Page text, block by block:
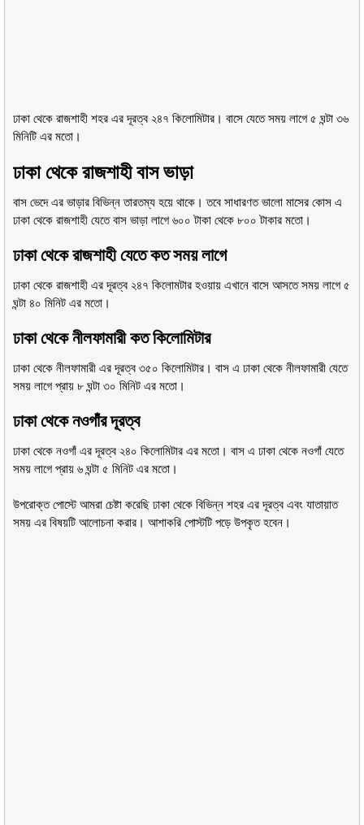
ঢাকা থেকে রাজশাহী শহর এর দূরত্ব ২৪৭ কিলোমিটার। বাসে যেতে সময় লাগে ৫ ঘন্টা ৩৬
মিনিটি এর মতো।
ঢাকা থেকে রাজশাহী বাস ভাড়া
বাস ভেদে এর ভাড়ার বিভিন্ন তারতম্য হয়ে থাকে। তবে সাধারণত ভালো মাসের কোস এ
ঢাকা থেকে রাজশাহী যেতে বাস ভাড়া লাগে ৬০০ টাকা থেকে ৮০০ টাকার মতো।
ঢাকা থেকে রাজশাহী যেতে কত সময় লাগে
ঢাকা থেকে রাজশাহী এর দূরত্ব ২৪৭ কিলোমটার হওয়ায় এখানে বাসে আসতে সময় লাগে ৫
ঘন্টা ৪০ মিনিট এর মতো।
ঢাকা থেকে নীলফামারী কত কিলোমিটার
ঢাকা থেকে নীলফামারী এর দূরত্ব ৩৫০ কিলোমিটার। বাস এ ঢাকা থেকে নীলফামারী যেতে
সময় লাগে প্রায় ৮ ঘন্টা ৩০ মিনিট এর মতো।
ঢাকা থেকে নওগাঁর দূরত্ব
ঢাকা থেকে নওগাঁ এর দূরত্ব ২৪০ কিলোমিটার এর মতো। বাস এ ঢাকা থেকে নওগাঁ যেতে
সময় লাগে প্রায় ৬ ঘন্টা ৫ মিনিট এর মতো।
উপরোক্ত পোস্টে আমরা চেষ্টা করেছি ঢাকা থেকে বিভিন্ন শহর এর ‍দূরত্ব এবং যাতায়াত
সময় এর বিষয়টি আলোচনা করার। আশাকরি পোস্টটি পড়ে উপকৃত হবেন।